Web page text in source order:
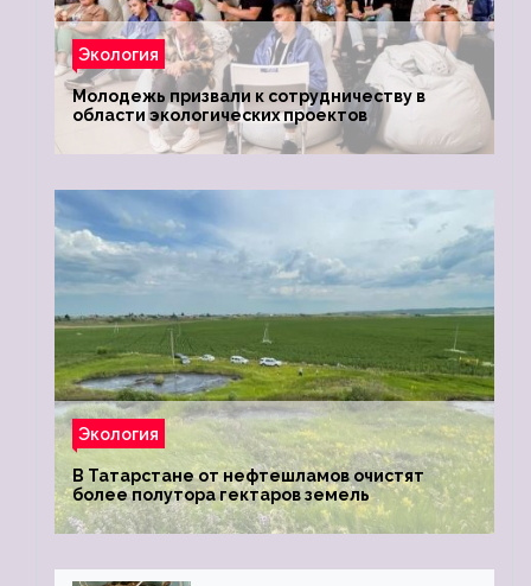
Экология
Молодежь призвали к сотрудничеству в
области экологических проектов
Экология
В Татарстане от нефтешламов очистят
более полутора гектаров земель